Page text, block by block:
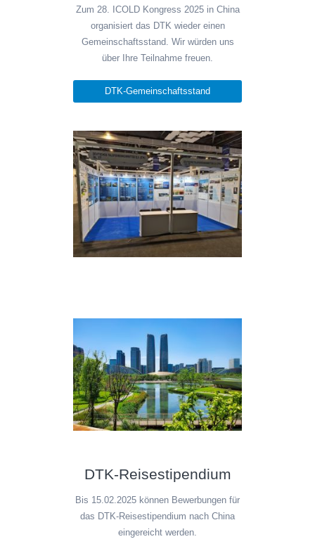
Zum 28. ICOLD Kongress 2025 in China
organisiert das DTK wieder einen
Gemeinschaftsstand. Wir würden uns
über Ihre Teilnahme freuen.
DTK-Gemeinschaftsstand
DTK-Reisestipendium
Bis 15.02.2025 können Bewerbungen für
das DTK-Reisestipendium nach China
eingereicht werden.